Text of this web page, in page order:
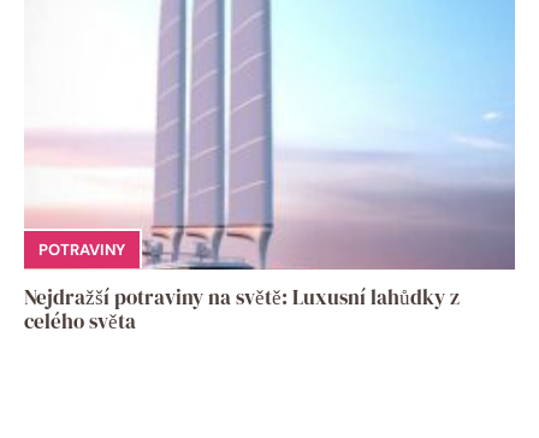
POTRAVINY
Nejdražší potraviny na světě: Luxusní lahůdky z
celého světa